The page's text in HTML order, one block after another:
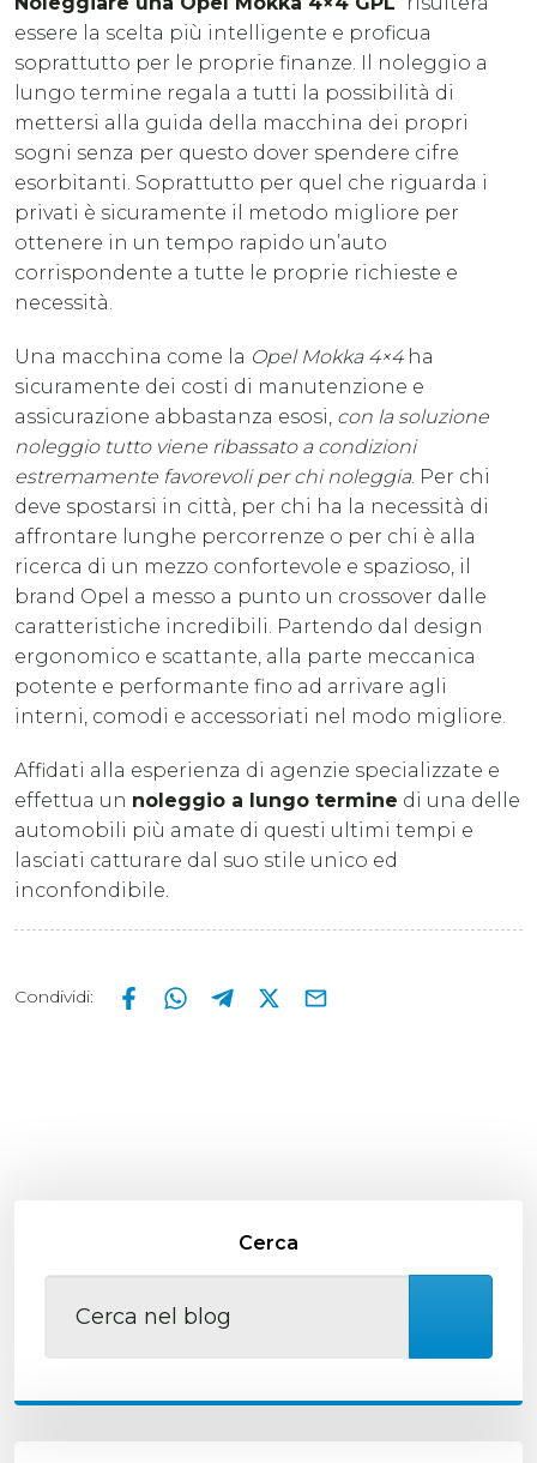
essere la scelta più intelligente e proficua
soprattutto per le proprie finanze. Il noleggio a
lungo termine regala a tutti la possibilità di
mettersi alla guida della macchina dei propri
sogni senza per questo dover spendere cifre
esorbitanti. Soprattutto per quel che riguarda i
privati è sicuramente il metodo migliore per
ottenere in un tempo rapido un’auto
corrispondente a tutte le proprie richieste e
necessità.
Una macchina come la Opel Mokka 4×4ha
sicuramente dei costi di manutenzione e
assicurazione abbastanza esosi, con la soluzione
noleggio tutto viene ribassato a condizioni
estremamente favorevoli per chi noleggia. Per chi
deve spostarsi in città, per chi ha la necessità di
affrontare lunghe percorrenze o per chi è alla
ricerca di un mezzo confortevole e spazioso, il
brand Opel a messo a punto un crossover dalle
caratteristiche incredibili. Partendo dal design
ergonomico e scattante, alla parte meccanica
potente e performante fino ad arrivare agli
interni, comodi e accessoriati nel modo migliore.
Affidati alla esperienza di agenzie specializzate e
effettua un noleggio a lungo termine di una delle
automobili più amate di questi ultimi tempi e
lasciati catturare dal suo stile unico ed
inconfondibile.
Condividi:
Cerca